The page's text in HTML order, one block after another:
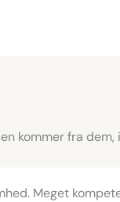
kommer fra dem,
Meget